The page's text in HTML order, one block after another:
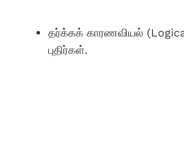
தர்க்கக் காரணவியல்
புதிர்கள்.